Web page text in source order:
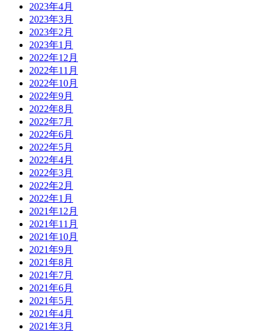
2023年4月
2023年3月
2023年2月
2023年1月
2022年12月
2022年11月
2022年10月
2022年9月
2022年8月
2022年7月
2022年6月
2022年5月
2022年4月
2022年3月
2022年2月
2022年1月
2021年12月
2021年11月
2021年10月
2021年9月
2021年8月
2021年7月
2021年6月
2021年5月
2021年4月
2021年3月